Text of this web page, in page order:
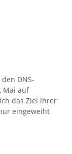
DNS-
Mai auf
das Ziel ihrer
eingeweiht